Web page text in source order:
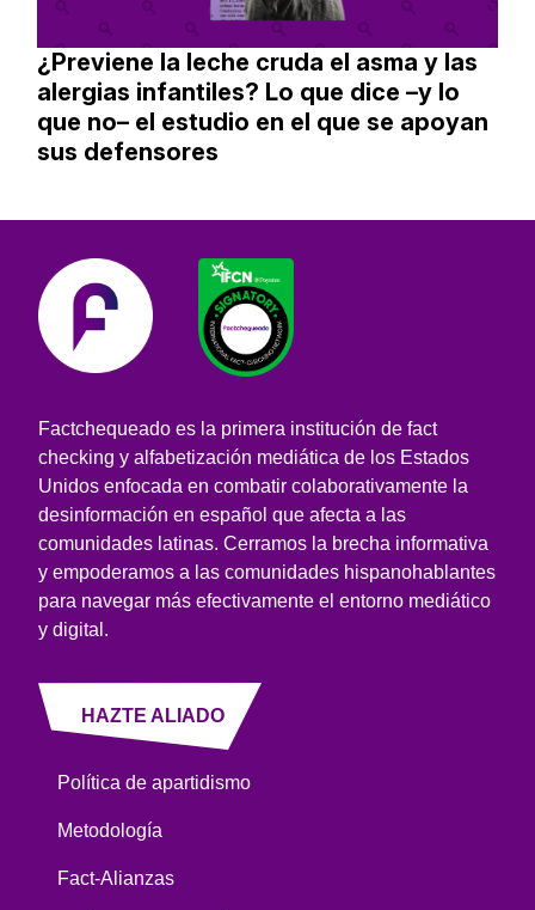
¿Previene la leche cruda el asma y las
alergias infantiles? Lo que dice –y lo
que no– el estudio en el que se apoyan
sus defensores
Factchequeado es la primera institución de fact
checking y alfabetización mediática de los Estados
Unidos enfocada en combatir colaborativamente la
desinformación en español que afecta a las
comunidades latinas. Cerramos la brecha informativa
y empoderamos a las comunidades hispanohablantes
para navegar más efectivamente el entorno mediático
y digital.
HAZTE ALIADO
Política de apartidismo
Metodología
Fact-Alianzas